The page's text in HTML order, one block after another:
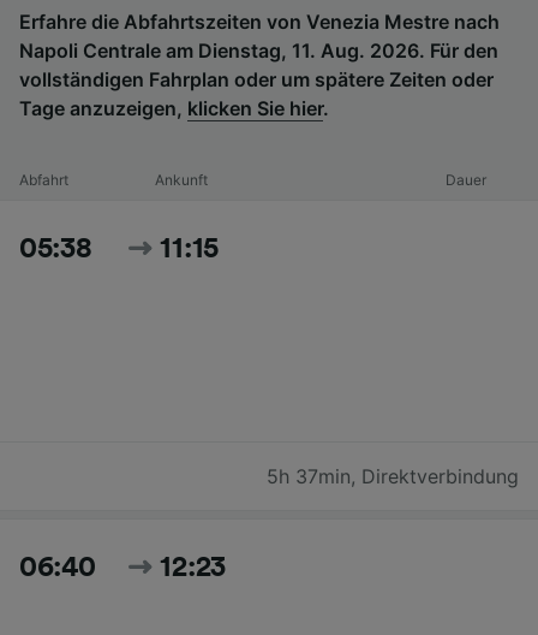
Erfahre die Abfahrtszeiten von Venezia Mestre nach
Napoli Centrale am Dienstag, 11. Aug. 2026. Für den
vollständigen Fahrplan oder um spätere Zeiten oder
Tage anzuzeigen, klicken Sie hier.
Abfahrt Ankunft Dauer
05:38 11:15
5h 37min, Direktverbindung
06:40 12:23